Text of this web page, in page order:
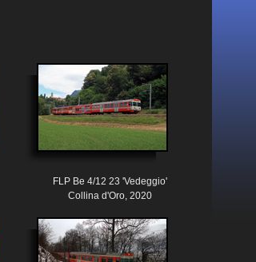
FLP Be 4/12 23 'Vedeggio'
Collina d'Oro, 2020